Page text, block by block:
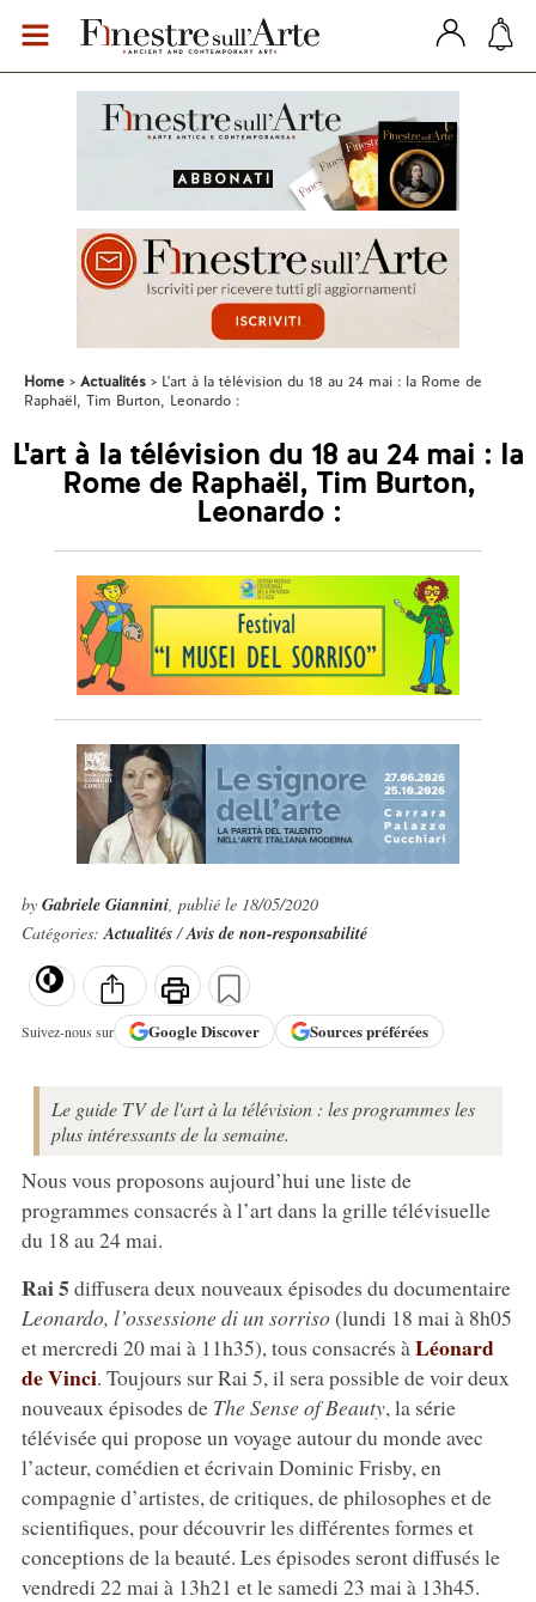
Home Actualités
L'art à la télévision du 18 au 24 mai : la Rome de
Raphaël, Tim Burton, Leonardo :
L'art à la télévision du 18 au 24 mai : la
Rome de Raphaël, Tim Burton,
Leonardo :
by Gabriele Giannini, publié le 18/05/2020
Catégories:Actualités/Avis de non-responsabilité
Suivez-nous sur GoogleDiscover Sources préférées
Le guide TV de l'art à la télévision : les programmes les
plus intéressants de la semaine.
Nous vous proposons aujourd’hui une liste de
programmes consacrés à l’art dans la grille télévisuelle
du 18 au 24 mai.
Rai 5 diffusera deux nouveaux épisodes du documentaire
Leonardo, l’ossessione di un sorriso(lundi 18 mai à 8h05
et mercredi 20 mai à 11h35), tous consacrés à Léonard
de Vinci. Toujours sur Rai 5, il sera possible de voir deux
nouveaux épisodes de The Sense of Beauty, la série
télévisée qui propose un voyage autour du monde avec
l’acteur, comédien et écrivain Dominic Frisby, en
compagnie d’artistes, de critiques, de philosophes et de
scientifiques, pour découvrir les différentes formes et
conceptions de la beauté. Les épisodes seront diffusés le
vendredi 22 mai à 13h21 et le samedi 23 mai à 13h45.